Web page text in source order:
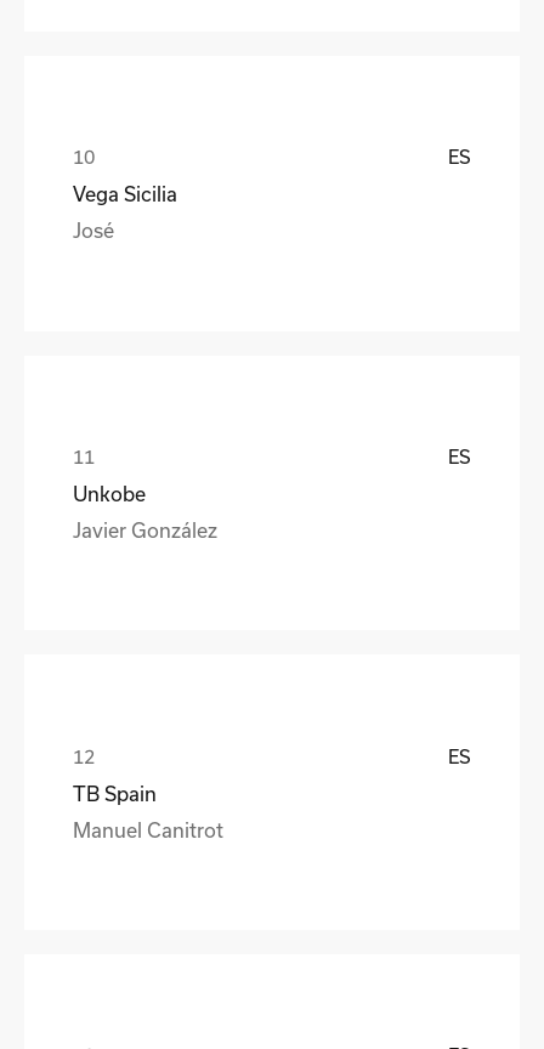
ES
Vega Sicilia
José
ES
Unkobe
Javier González
ES
TB Spain
Manuel Canitrot